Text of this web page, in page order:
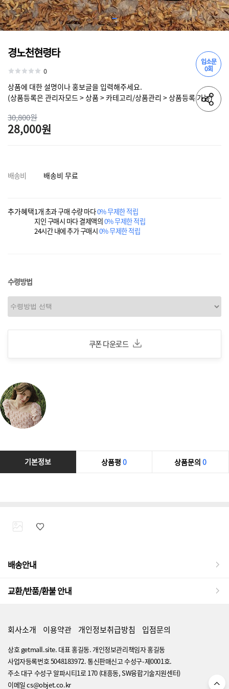
입소문
0회
경노천현령타
0
상품에 대한 설명이나 홍보글을 입력해주세요.
(상품등록은 관리자모드 > 상품 > 카테고리/상품관리 > 상품등록 가능)
30,800원
28,000원
배송비 배송비 무료
추가혜택1개 초과 구매 수량 마다0% 무제한 적립
지인 구매시 마다 결제액의0% 무제한 적립
24시간 내에 추가 구매시0% 무제한 적립
수령방법
쿠폰 다운로드
기본정보 상품평 0 상품문의 0
배송안내
교환/반품/환불 안내
회사소개 이용약관 개인정보취급방침 입점문의
상호 getmall.site. 대표 홍길동. 개인정보관리책임자 홍길동
사업자등록번호 5048183972. 통신판매신고 수성구-제0001호.
주소 대구 수성구 알파시티1로 170 (대흥동, SW융합기술지원센터)
이메일 cs@objet.co.kr